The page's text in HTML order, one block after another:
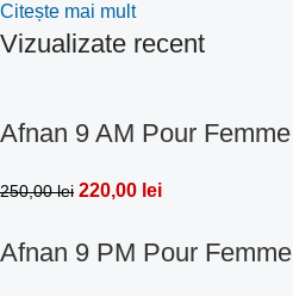
Citește mai mult
Vizualizate recent
Afnan 9 AM Pour
250,00lei 220,00 lei
Afnan 9 PM Pour